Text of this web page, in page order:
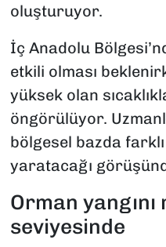
oluşturuyor.
İç Anadolu
etkili olması
yüksek olan
öngörülüyor.
bölgesel bazda
yaratacağı
Orman
seviyesinde